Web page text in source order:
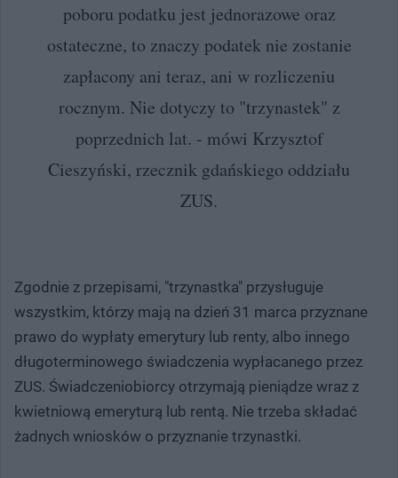
poboru podatku jest jednorazowe oraz
ostateczne, to znaczy podatek nie zostanie
zapłacony ani teraz, ani w rozliczeniu
rocznym. Nie dotyczy to "trzynastek" z
poprzednich lat. - mówi Krzysztof
Cieszyński, rzecznik gdańskiego oddziału
ZUS.
Zgodnie z przepisami, "trzynastka" przysługuje
wszystkim, którzy mają na dzień 31 marca przyznane
prawo do wypłaty emerytury lub renty, albo innego
długoterminowego świadczenia wypłacanego przez
ZUS. Świadczeniobiorcy otrzymają pieniądze wraz z
kwietniową emeryturą lub rentą. Nie trzeba składać
żadnych wniosków o przyznanie trzynastki.